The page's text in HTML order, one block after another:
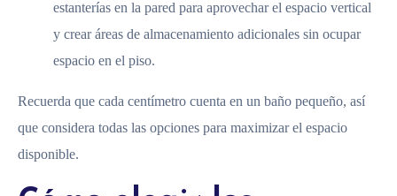
estanterías en la pared para aprovechar el espacio vertical
y crear áreas de almacenamiento adicionales sin ocupar
espacio en el piso.
Recuerda que cada centímetro cuenta en un baño pequeño, así
que considera todas las opciones para maximizar el espacio
disponible.